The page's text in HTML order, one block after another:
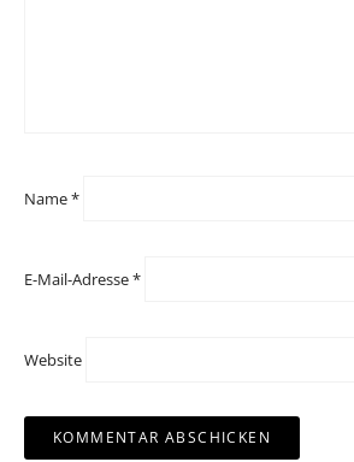
Name*
E-Mail-Adresse*
Website